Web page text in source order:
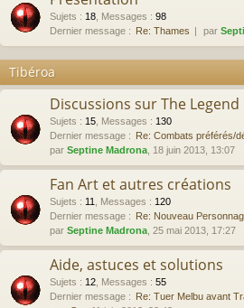
Sujets : 18 Messages : 98
Dernier message : Re: Thames par
Tibéroa
Discussions sur The
Sujets : 15 Messages : 130
Dernier message : Re: Combats préférés/
par Septine Madrona , 18 juin 2013, 13:07
Fan Art et autres créations
Sujets : 11 Messages : 120
Dernier message : Re: Nouveau
par Septine Madrona , 25 mai 2013, 17:27
Aide, astuces et solutions
Sujets : 12 Messages : 55
Dernier message : Re: Tuer Melbu avant